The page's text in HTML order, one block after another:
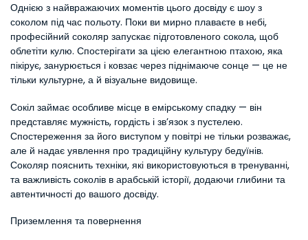
Однією з найвражаючих моментів цього досвіду є шоу з
соколом під час польоту. Поки ви мирно плаваєте в небі,
професійний соколяр запускає підготовленого сокола, щоб
облетіти кулю. Спостерігати за цією елегантною птахою, яка
пікірує, занурюється і ковзає через піднімаюче сонце — це не
тільки культурне, а й візуальне видовище.
Сокіл займає особливе місце в емірському спадку — він
представляє мужність, гордість і зв’язок з пустелею.
Спостереження за його виступом у повітрі не тільки розважає,
але й надає уявлення про традиційну культуру бедуїнів.
Соколяр пояснить техніки, які використовуються в тренуванні,
та важливість соколів в арабській історії, додаючи глибини та
автентичності до вашого досвіду.
Приземлення та повернення